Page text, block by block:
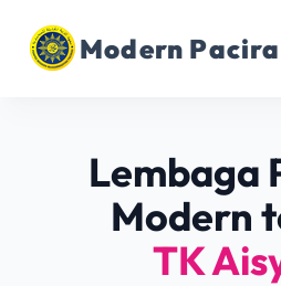
Modern
Lembaga
Modern
TK